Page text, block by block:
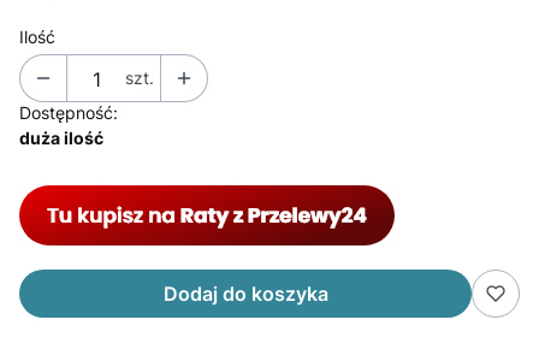
Ilość
szt.
Dostępność:
duża ilość
Dodaj do koszyka